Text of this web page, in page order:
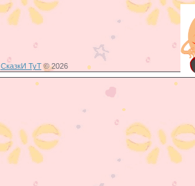
СказкИ ТуТ© 2026